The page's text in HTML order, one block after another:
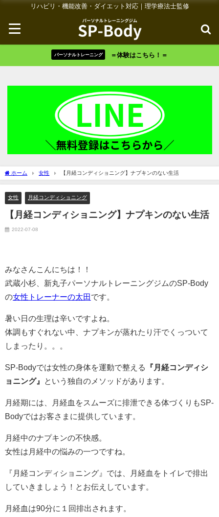
リハビリ・機能改善・ダイエット対応｜理学療法士監修
パーソナルトレーニング ＝体験はこちら！＝
ホーム 女性 【月経コンディショニング】ナプキンのない生活
女性 月経コンディショニング
【月経コンディショニング】ナプキンのない生活
2022-07-08
みなさんこんにちは！！
武蔵小杉、新丸子パーソナルトレーニングジムのSP-Body
の女性トレーナーの太田です。
暑い日の生理は辛いですよね。
体調もすぐれない中、ナプキンが蒸れたり汗でくっついて
しまったり。。。
SP-Bodyでは女性の身体を運動で整える
『月経コンディシ
ョニング』
という独自のメソッドがあります。
月経期には、月経血をスムーズに排泄できる体づくりもSP-
Bodyではお客さまに提供しています。
月経中のナプキンの不快感。
女性は月経中の悩みの一つですね。
『月経コンディショニング』では、月経血をトイレで排出
していきましょう！とお伝えしています。
月経血は90分に１回排出されます。